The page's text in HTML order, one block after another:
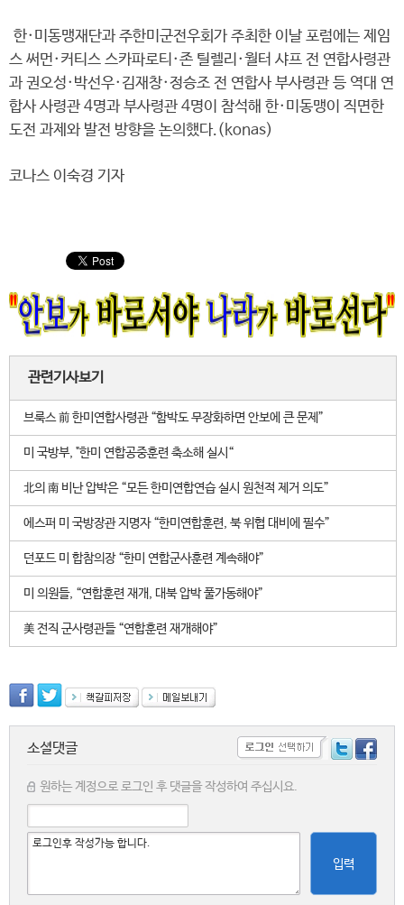
한·미동맹재단과 주한미군전우회가 주최한 이날 포럼에는 제임
스 써먼·커티스 스카파로티·존 틸렐리·월터 샤프 전 연합사령관
과 권오성·박선우·김재창·정승조 전 연합사 부사령관 등 역대 연
합사 사령관 4명과 부사령관 4명이 참석해 한·미동맹이 직면한
도전 과제와 발전 방향을 논의했다.(konas)
코나스 이숙경 기자
관련기사보기
브룩스 前 한미연합사령관 “함박도 무장화하면 안보에 큰 문제”
미 국방부, "한미 연합공중훈련 축소해 실시“
北의 南 비난 압박은 “모든 한미연합연습 실시 원천적 제거 의도”
에스퍼 미 국방장관 지명자 “한미연합훈련, 북 위협 대비에 필수”
던포드 미 합참의장 “한미 연합군사훈련 계속해야”
미 의원들, “연합훈련 재개, 대북 압박 풀가동해야”
美 전직 군사령관들 “연합훈련 재개해야”
소셜댓글
원하는 계정으로 로그인 후 댓글을 작성하여 주십시요.
입력